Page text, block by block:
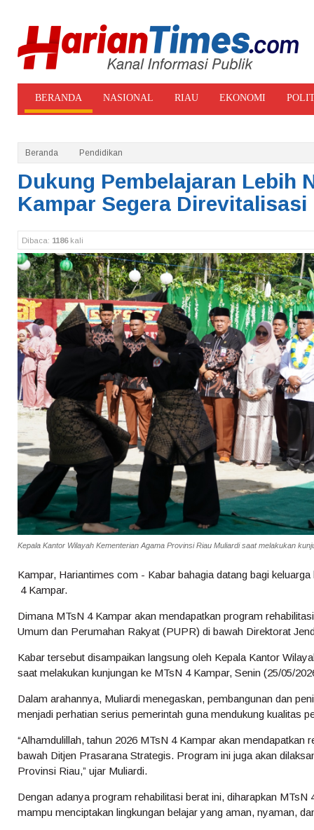
BERANDA NASIONAL RIAU EKONOMI
Beranda Pendidikan
Dukung Pembelajaran Lebih
Kampar Segera Direvitalisasi
Dibaca: 1186kali
Kepala Kantor Wilayah Kementerian Agama Provinsi Riau Muliardi saat melakukan
Kampar, Hariantimes com - Kabar bahagia datang bagi
4 Kampar.
Dimana MTsN 4 Kampar akan mendapatkan program
Umum dan Perumahan Rakyat (PUPR) di bawah Direktorat
Kabar tersebut disampaikan langsung oleh Kepala Kantor
saat melakukan kunjungan ke MTsN 4 Kampar, Senin (25/05/
Dalam arahannya, Muliardi menegaskan, pembangunan dan
menjadi perhatian serius pemerintah guna mendukung kualitas
“Alhamdulillah, tahun 2026 MTsN 4 Kampar akan
bawah Ditjen Prasarana Strategis. Program ini juga akan
Provinsi Riau,” ujar Muliardi.
Dengan adanya program rehabilitasi berat ini, diharapkan
mampu menciptakan lingkungan belajar yang aman, nyaman,